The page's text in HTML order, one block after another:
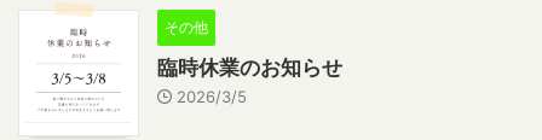
その他
臨時休業のお知らせ
2026/3/5